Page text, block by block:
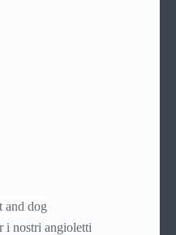
i nostri angioletti